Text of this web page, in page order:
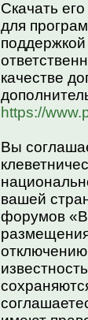
Скачать
для
качестве
https://
Вы
вашей
форумов